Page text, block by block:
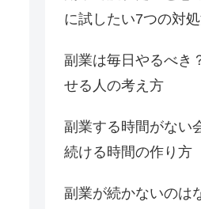
に試したい7つの対
副業は毎日やるべき
せる人の考え方
副業する時間がない
続ける時間の作り方
副業が続かないのは